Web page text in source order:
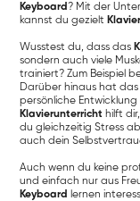
Keyboard? Mit der
kannst du gezielt
Wusstest du, dass das
sondern auch viele
trainiert? Zum Beispiel
Darüber hinaus hat das
persönliche
Klavierunterricht hilft
du gleichzeitig Stress
auch dein
Auch wenn du keine
und einfach nur aus
Keyboard lernen